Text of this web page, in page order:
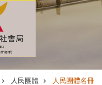
人民團體 人民團體名冊